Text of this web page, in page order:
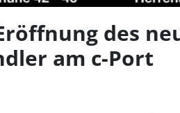
des
am c-Port